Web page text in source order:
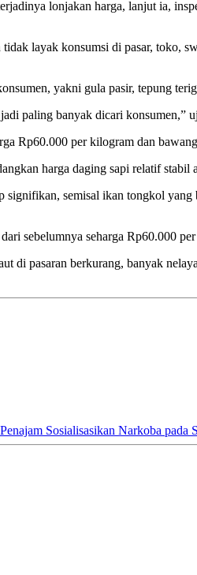
lonjakan harga, lanjut ia,
layak konsumsi di pasar, toko,
yakni gula pasir, tepung
paling banyak dicari konsumen,”
Rp60.000 per kilogram dan
harga daging sapi relatif
semisal ikan tongkol
sebelumnya seharga Rp60.000
di pasaran berkurang, banyak
Sosialisasikan Narkoba pada